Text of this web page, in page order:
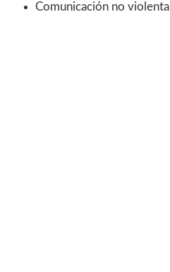
Comunicación no violenta